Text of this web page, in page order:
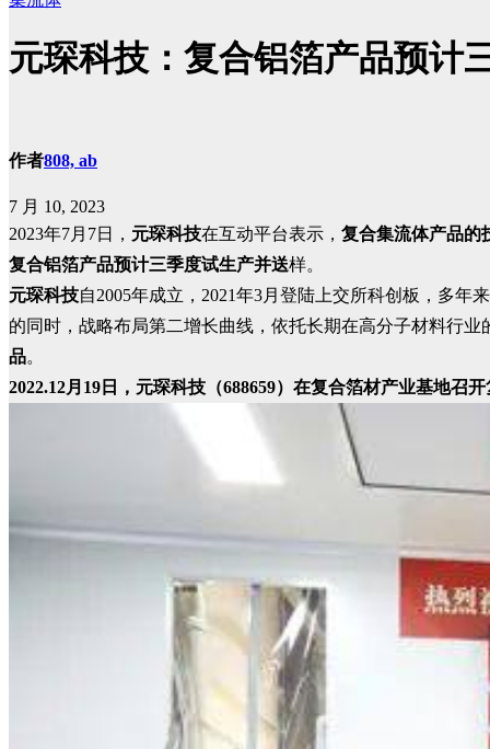
元琛科技：复合铝箔产品预计
作者808, ab
7 月 10, 2023
2023年7月7日， 元琛科技在互动平台表示， 复合集流体产品的
复合铝箔产品预计三季度试生产并送样。
元琛科技自2005年成立，2021年3月登陆上交所科创板，多
的同时，战略布局第二增长曲线，依托长期在高分子材料行
品。
2022.12月19日，元琛科技（688659）在复合箔材产业基地召